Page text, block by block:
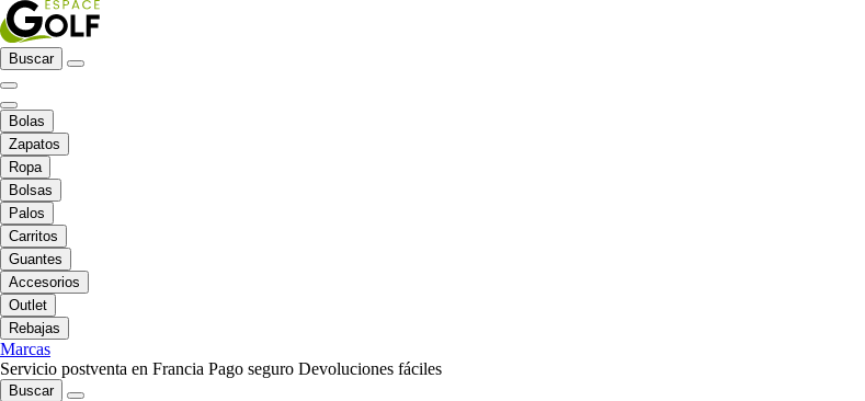
Buscar
Bolas
Zapatos
Ropa
Bolsas
Palos
Carritos
Guantes
Accesorios
Outlet
Rebajas
Marcas
Servicio postventa en Francia Pago seguro Devoluciones fáciles
Buscar